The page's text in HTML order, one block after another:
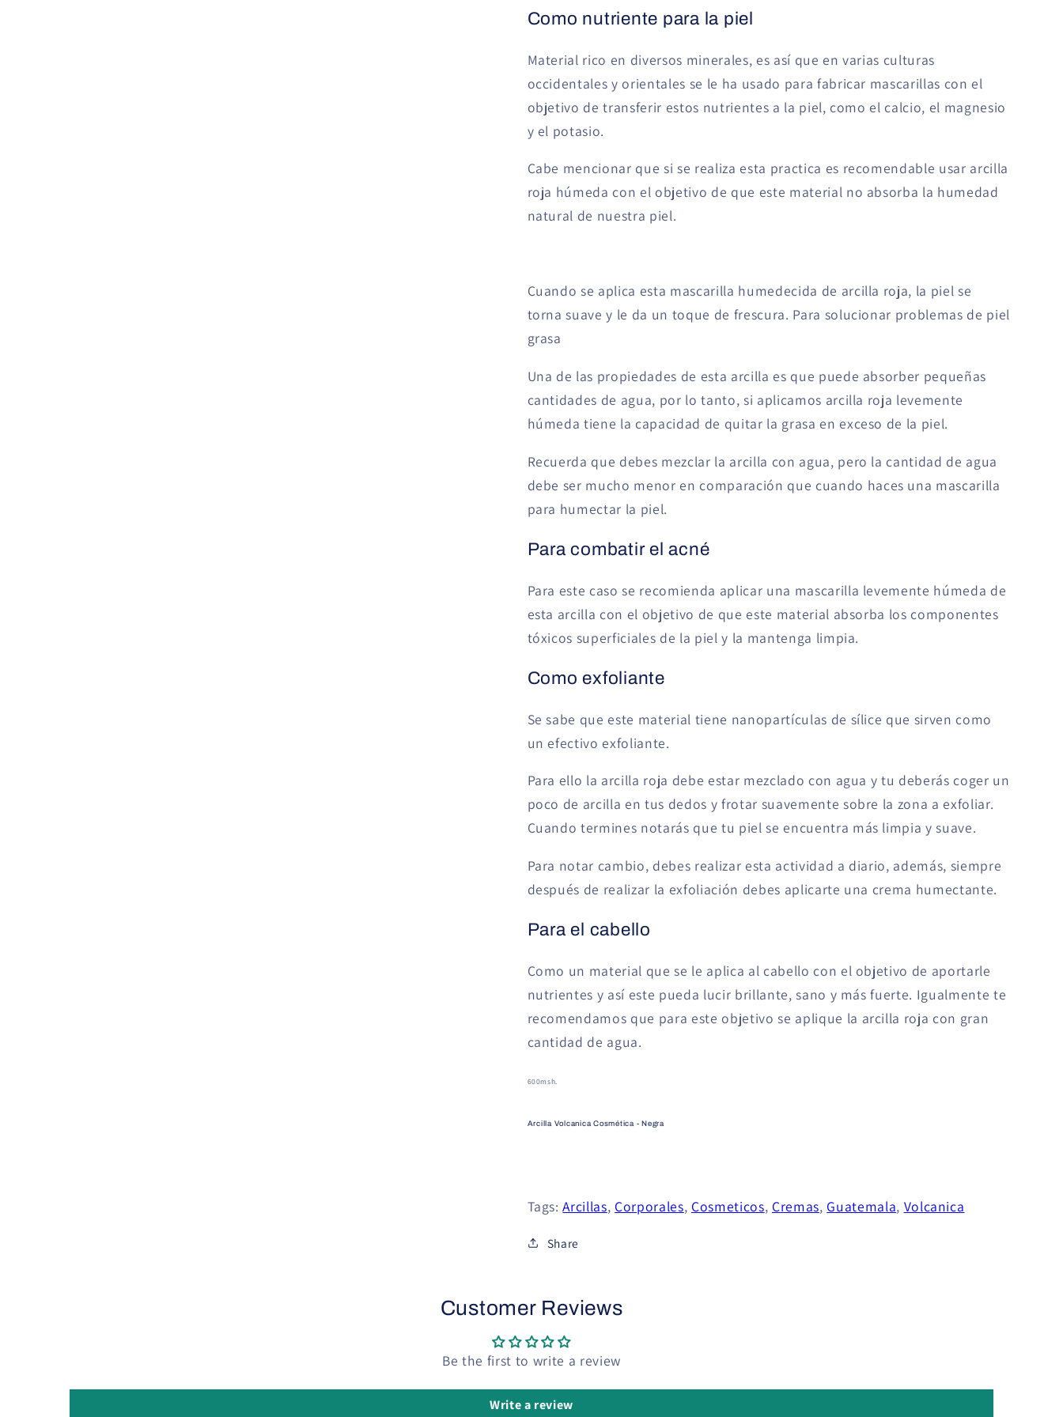
Como nutriente para la piel
Material rico en diversos minerales, es así que en varias culturas
occidentales y orientales se le ha usado para fabricar mascarillas con el
objetivo de transferir estos nutrientes a la piel, como el calcio, el magnesio
y el potasio.
Cabe mencionar que si se realiza esta practica es recomendable usar arcilla
roja húmeda con el objetivo de que este material no absorba la humedad
natural de nuestra piel.
Cuando se aplica esta mascarilla humedecida de arcilla roja, la piel se
torna suave y le da un toque de frescura. Para solucionar problemas de piel
grasa
Una de las propiedades de esta arcilla es que puede absorber pequeñas
cantidades de agua, por lo tanto, si aplicamos arcilla roja levemente
húmeda tiene la capacidad de quitar la grasa en exceso de la piel.
Recuerda que debes mezclar la arcilla con agua, pero la cantidad de agua
debe ser mucho menor en comparación que cuando haces una mascarilla
para humectar la piel.
Para combatir el acné
Para este caso se recomienda aplicar una mascarilla levemente húmeda de
esta arcilla con el objetivo de que este material absorba los componentes
tóxicos superficiales de la piel y la mantenga limpia.
Como exfoliante
Se sabe que este material tiene nanopartículas de sílice que sirven como
un efectivo exfoliante.
Para ello la arcilla roja debe estar mezclado con agua y tu deberás coger un
poco de arcilla en tus dedos y frotar suavemente sobre la zona a exfoliar.
Cuando termines notarás que tu piel se encuentra más limpia y suave.
Para notar cambio, debes realizar esta actividad a diario, además, siempre
después de realizar la exfoliación debes aplicarte una crema humectante.
Para el cabello
Como un material que se le aplica al cabello con el objetivo de aportarle
nutrientes y así este pueda lucir brillante, sano y más fuerte. Igualmente te
recomendamos que para este objetivo se aplique la arcilla roja con gran
cantidad de agua.
600msh.
Arcilla Volcanica Cosmética - Negra
Tags:Arcillas, Corporales, Cosmeticos, Cremas, Guatemala, Volcanica
Share
Customer Reviews
Be the first to write a review
Write a review